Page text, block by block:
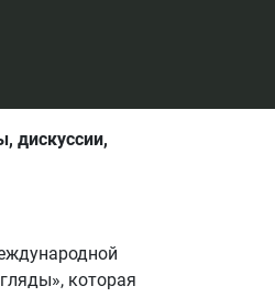
дискуссии,
которая